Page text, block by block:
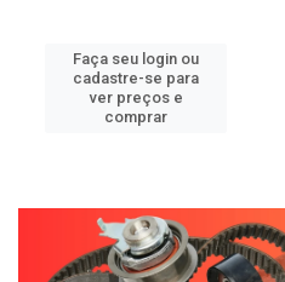
Faça seu login ou
cadastre-se para
ver preços e
comprar